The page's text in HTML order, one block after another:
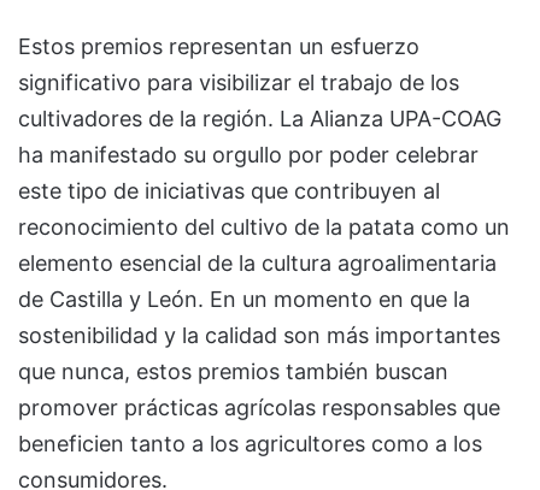
Estos premios representan un esfuerzo
significativo para visibilizar el trabajo de los
cultivadores de la región. La Alianza UPA-COAG
ha manifestado su orgullo por poder celebrar
este tipo de iniciativas que contribuyen al
reconocimiento del cultivo de la patata como un
elemento esencial de la cultura agroalimentaria
de Castilla y León. En un momento en que la
sostenibilidad y la calidad son más importantes
que nunca, estos premios también buscan
promover prácticas agrícolas responsables que
beneficien tanto a los agricultores como a los
consumidores.